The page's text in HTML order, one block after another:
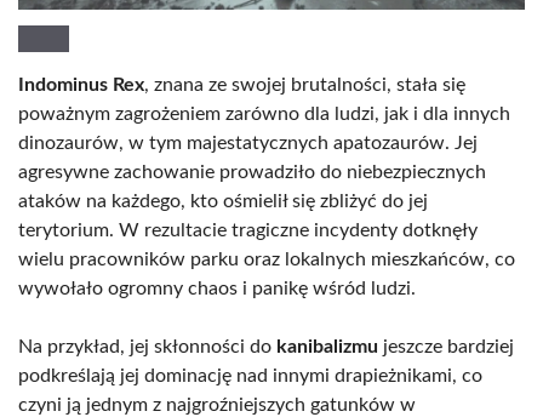
Indominus Rex, znana ze swojej brutalności, stała się
poważnym zagrożeniem zarówno dla ludzi, jak i dla innych
dinozaurów, w tym majestatycznych apatozaurów. Jej
agresywne zachowanie prowadziło do niebezpiecznych
ataków na każdego, kto ośmielił się zbliżyć do jej
terytorium. W rezultacie tragiczne incydenty dotknęły
wielu pracowników parku oraz lokalnych mieszkańców, co
wywołało ogromny chaos i panikę wśród ludzi.
Na przykład, jej skłonności do kanibalizmu jeszcze bardziej
podkreślają jej dominację nad innymi drapieżnikami, co
czyni ją jednym z najgroźniejszych gatunków w